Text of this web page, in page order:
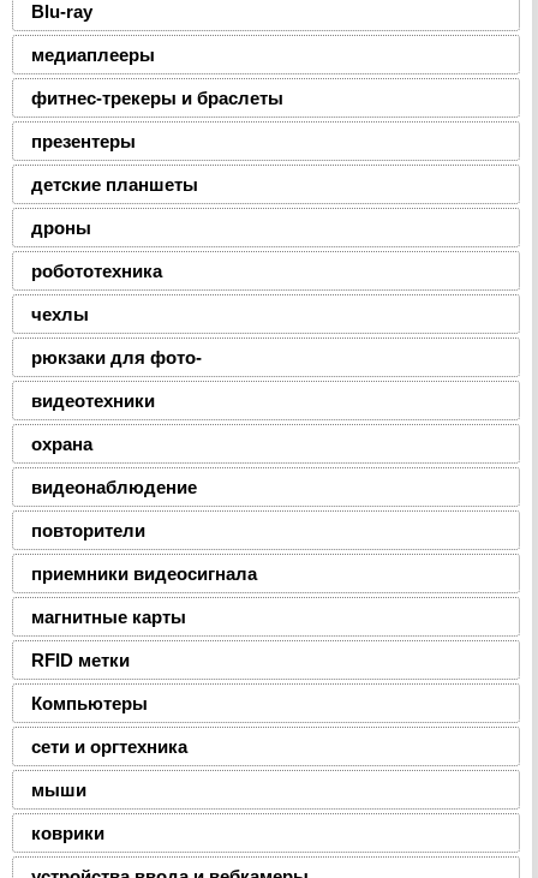
Blu-ray
медиаплееры
фитнес-трекеры и браслеты
презентеры
детские планшеты
дроны
робототехника
чехлы
рюкзаки для фото-
видеотехники
охрана
видеонаблюдение
повторители
приемники видеосигнала
магнитные карты
RFID метки
Компьютеры
сети и оргтехника
мыши
коврики